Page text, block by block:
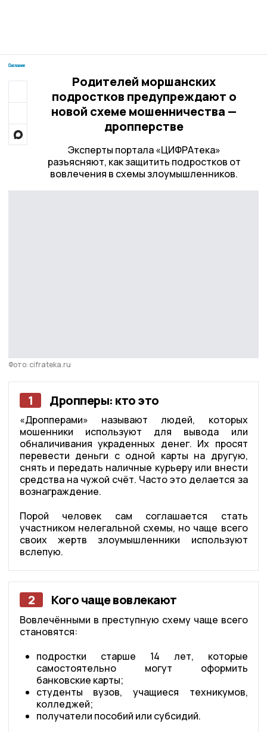
Родителей моршанских
подростков предупреждают о
новой схеме мошенничества —
дропперстве
Эксперты портала «ЦИФРАтека»
разъясняют, как защитить подростков от
вовлечения в схемы злоумышленников.
Фото: cifrateka.ru
1 Дропперы: кто это
«Дропперами» называют людей, которых
мошенники используют для вывода или
обналичивания украденных денег. Их просят
перевести деньги с одной карты на другую,
снять и передать наличные курьеру или внести
средства на чужой счёт. Часто это делается за
вознаграждение.
Порой человек сам соглашается стать
участником нелегальной схемы, но чаще всего
своих жертв злоумышленники используют
вслепую.
2 Кого чаще вовлекают
Вовлечёнными в преступную схему чаще всего
становятся:
подростки старше 14 лет, которые
самостоятельно могут оформить
банковские карты;
студенты вузов, учащиеся техникумов,
колледжей;
получатели пособий или субсидий.